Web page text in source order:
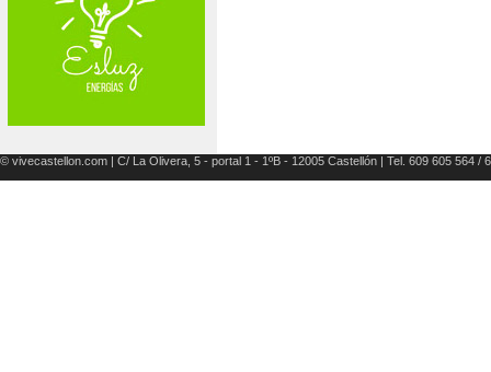
© vivecastellon.com | C/ La Olivera, 5 - portal 1 - 1ºB - 12005 Castellón | Tel. 609 605 564 /